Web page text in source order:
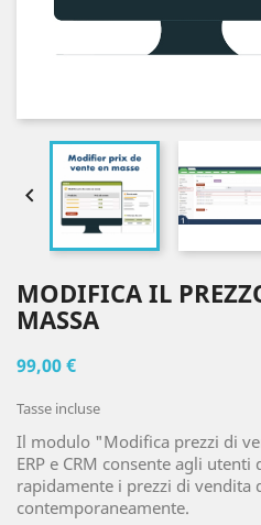

MODIFICA IL
MASSA
99,00 €
Tasse incluse
Il modulo "Modifica prezzi di
ERP e CRM consente agli
rapidamente i prezzi di vendita
contemporaneamente.